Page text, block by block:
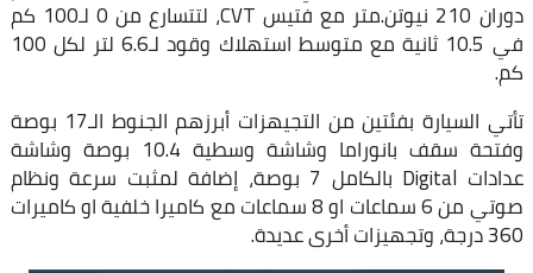
دوران 210 نيوتن.متر مع فتيس CVT، لتتسارع من 0 لـ100 كم
في 10.5 ثانية مع متوسط استهلاك وقود لـ6.6 لتر لكل 100
كم.
تأتي السيارة بفئتين من التجيهزات أبرزهم الجنوط الـ17 بوصة
وفتحة سقف بانوراما وشاشة وسطية 10.4 بوصة وشاشة
عدادات Digital بالكامل 7 بوصة، إضافة لمثبت سرعة ونظام
صوتي من 6 سماعات او 8 سماعات مع كاميرا خلفية او كاميرات
360 درجة، وتجهيزات أخرى عديدة.